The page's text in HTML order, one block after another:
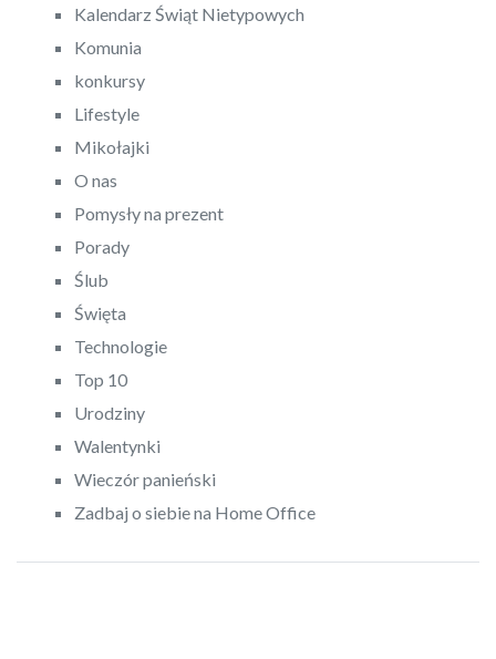
Kalendarz Świąt Nietypowych
Komunia
konkursy
Lifestyle
Mikołajki
O nas
Pomysły na prezent
Porady
Ślub
Święta
Technologie
Top 10
Urodziny
Walentynki
Wieczór panieński
Zadbaj o siebie na Home Office